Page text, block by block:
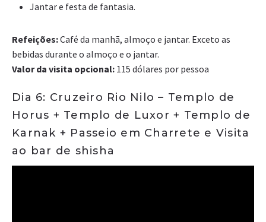
Jantar e festa de fantasia.
Refeições:Café da manhã, almoço e jantar. Exceto as
bebidas durante o almoço e o jantar.
Valor da visita opcional: 115 dólares por pessoa
Dia 6: Cruzeiro Rio Nilo – Templo de
Horus + Templo de Luxor + Templo de
Karnak + Passeio em Charrete e Visita
ao bar de shisha